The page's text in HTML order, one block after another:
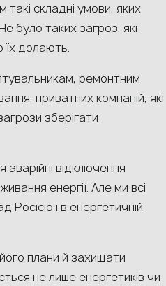
складні умови, яких
було таких загроз, які
їх долають.
ремонтним
приватних компаній, які
зберігати
аварійні відключення
енергії. Але ми всі
Росією і в енергетичній
плани й захищати
не лише енергетиків чи